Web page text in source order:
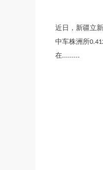
近日，新疆立
中车株洲所
在.........